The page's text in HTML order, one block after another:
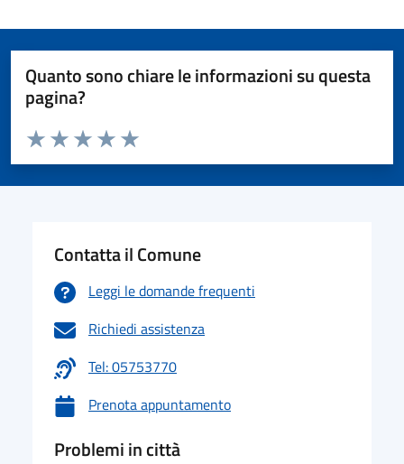
Quanto sono chiare le informazioni su questa
pagina?
Valuta da 1 a 5 stelle la pagina
Valuta 5 stelle su 5
Valuta 4 stelle su 5
Valuta 3 stelle su 5
Valuta 2 stelle su 5
Valuta 1 stelle su 5
Contatta il Comune
Leggi le domande frequenti
Richiedi assistenza
Tel: 05753770
Prenota appuntamento
Problemi in città